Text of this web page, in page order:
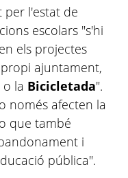
per l'estat de
escolars "s'hi
els projectes
ajuntament,
o la Bicicletada".
només afecten la
que també
i
pública".